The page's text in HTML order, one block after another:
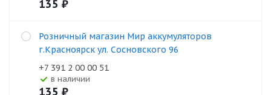
135 ₽
Розничный магазин Мир аккумуляторов
г.Красноярск ул. Сосновского 96
+7 391 2 00 00 51
В наличии
135 ₽